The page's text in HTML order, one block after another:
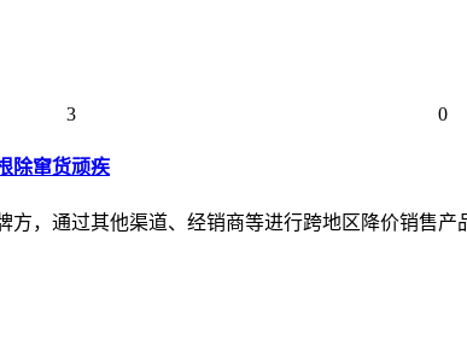
3 0
除窜货顽疾
方，通过其他渠道、经销商等进行跨地区降价销售